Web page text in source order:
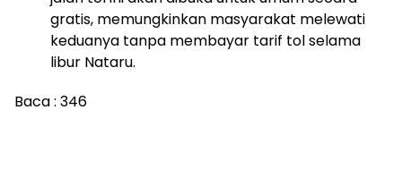
gratis, memungkinkan masyarakat melewati
keduanya tanpa membayar tarif tol selama
libur Nataru.
Baca : 346